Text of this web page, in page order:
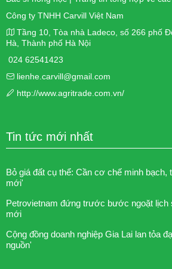
Công ty TNHH Carvill Việt Nam
Tầng 10, Tòa nhà Ladeco, số 266 phố
Hà, Thành phố Hà Nội
024 62541423
lienhe.carvill@gmail.com
http://www.agritrade.com.vn/
Tin tức mới nhất
Bỏ giá đất cụ thể: Cần cơ chế minh bạch,
mới'
Petrovietnam đứng trước bước ngoặt lịch
mới
Cộng đồng doanh nghiệp Gia Lai lan tỏa
nguồn'